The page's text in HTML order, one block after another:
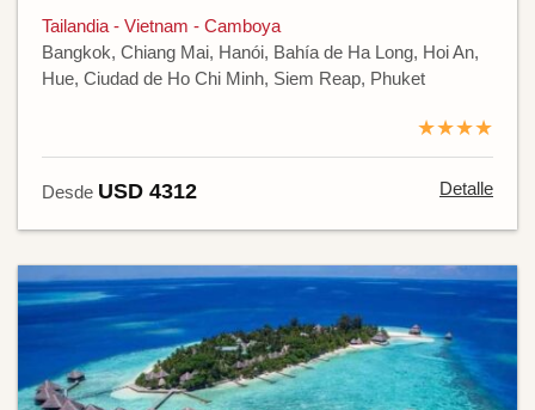
Tailandia - Vietnam - Camboya
Bangkok, Chiang Mai, Hanói, Bahía de Ha Long, Hoi An,
Hue, Ciudad de Ho Chi Minh, Siem Reap, Phuket
★★★★
Desde USD 4312 Detalle